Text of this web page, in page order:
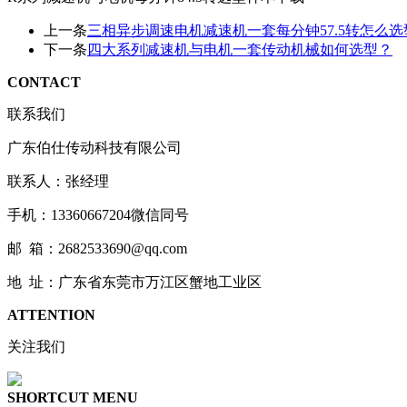
上一条三相异步调速电机减速机一套每分钟57.5转怎么选
下一条 四大系列减速机与电机一套传动机械如何选型？
CONTACT
联系我们
广东伯仕传动科技有限公司
联系人：张经理
手机：13360667204微信同号
邮 箱：2682533690@qq.com
地 址：广东省东莞市万江区蟹地工业区
ATTENTION
关注我们
SHORTCUT MENU